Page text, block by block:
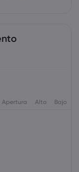
Apertura Alto Bajo